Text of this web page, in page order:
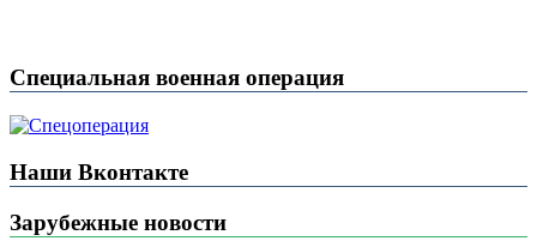
Специальная военная операция
Наши Вконтакте
Зарубежные новости